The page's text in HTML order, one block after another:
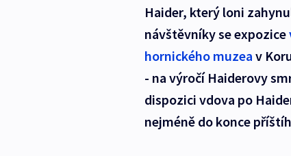
Haider, který loni
návštěvníky se expozice
hornického muzea v
- na výročí Haiderovy
dispozici vdova po
nejméně do konce